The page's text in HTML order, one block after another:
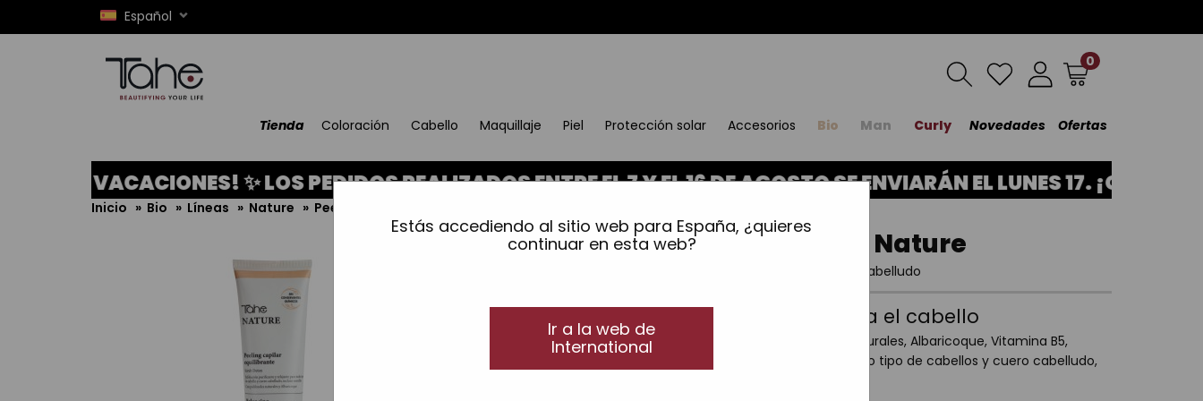
Estás accediendo al sitio web para España, ¿quieres
continuar en esta web?
Ir a la web de
International
Español
0
Tienda Coloración Cabello Maquillaje Piel Protección solar Accesorios Bio Man Curly Novedades Ofertas
VACACIONES! ✨ LOS PEDIDOS REALIZADOS ENTRE EL 7 Y EL 16 DE AGOSTO SE ENVIARÁN EL LUNES 17. ¡GRACIAS
Inicio » Bio » Líneas » Nature » Peeling capilar equilibrante
Peeling capilar equilibrante Nature
Exfoliación purificante para todo tipo de cabello y cuero cabelludo
Exfoliante equilibrante y relajante para el cabello
Peeling capilar equilibrante formulado con polifenoles naturales, Albaricoque, Vitamina B5,
aceite de Camelia y Argán para desintoxicar y calmar todo tipo de cabellos y cuero cabelludo,